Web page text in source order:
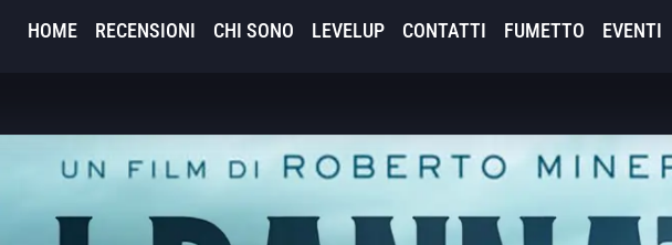
HOME RECENSIONI CHI SONO LEVELUP CONTATTI FUMETTO EVENTI